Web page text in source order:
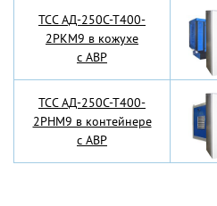
TCC АД-250С-Т400-
2РКМ9 в кожухе
с АВР
TCC АД-250С-Т400-
2РНМ9 в контейнере
с АВР